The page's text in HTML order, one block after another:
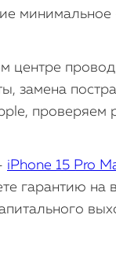
минимальное
центре
замена
проверяем
iPhone 15 Pro
гарантию на